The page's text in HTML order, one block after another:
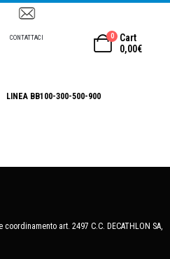
CONTATTACI 0
Cart
0,00€
LINEA BB100-300-500-900
art. 2497 C.C. DECATHLON SA,